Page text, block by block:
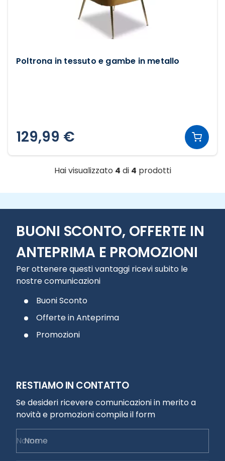
Poltrona in tessuto e gambe in metallo
129,99 €
Hai visualizzato 4 di 4 prodotti
BUONI SCONTO, OFFERTE IN
ANTEPRIMA E PROMOZIONI
Per ottenere questi vantaggi ricevi subito le
nostre comunicazioni
Buoni Sconto
Offerte in Anteprima
Promozioni
RESTIAMO IN CONTATTO
Se desideri ricevere comunicazioni in merito a
novità e promozioni compila il form
Nome